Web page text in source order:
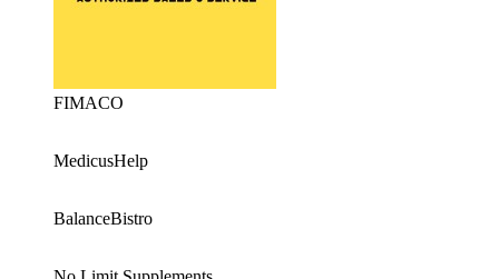
FIMACO
MedicusHelp
BalanceBistro